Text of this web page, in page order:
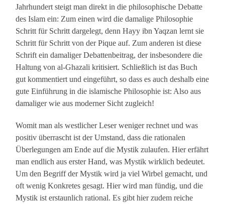
Jahrhundert steigt man direkt in die philosophische Debatte
des Islam ein: Zum einen wird die damalige Philosophie
Schritt für Schritt dargelegt, denn Hayy ibn Yaqzan lernt sie
Schritt für Schritt von der Pique auf. Zum anderen ist diese
Schrift ein damaliger Debattenbeitrag, der insbesondere die
Haltung von al-Ghazali kritisiert. Schließlich ist das Buch
gut kommentiert und eingeführt, so dass es auch deshalb eine
gute Einführung in die islamische Philosophie ist: Also aus
damaliger wie aus moderner Sicht zugleich!
Womit man als westlicher Leser weniger rechnet und was
positiv überrascht ist der Umstand, dass die rationalen
Überlegungen am Ende auf die Mystik zulaufen. Hier erfährt
man endlich aus erster Hand, was Mystik wirklich bedeutet.
Um den Begriff der Mystik wird ja viel Wirbel gemacht, und
oft wenig Konkretes gesagt. Hier wird man fündig, und die
Mystik ist erstaunlich rational. Es gibt hier zudem reiche